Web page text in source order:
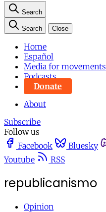
Search
Search Close
Home
Español
Media for movements
Podcasts
Donate
About
Subscribe
Follow us
Facebook
Bluesky
Youtube
RSS
republicanismo
Opinion